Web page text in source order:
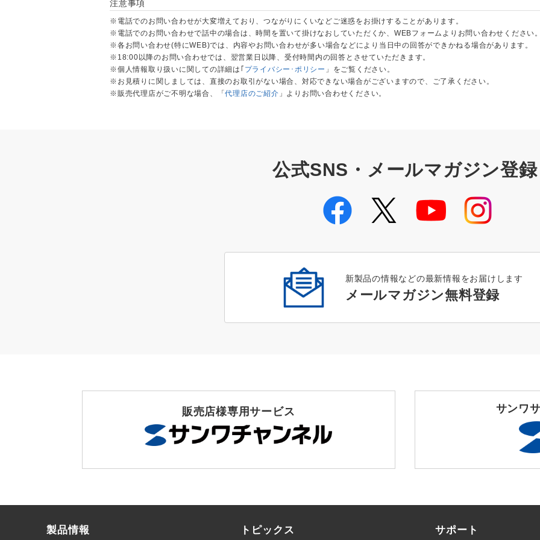
注意事項
※電話でのお問い合わせが大変増えており、つながりにくいなどご迷惑をお掛けすることがあります。
※電話でのお問い合わせで話中の場合は、時間を置いて掛けなおしていただくか、WEBフォームよりお問い合わせください
※各お問い合わせ(特にWEB)では、内容やお問い合わせが多い場合などにより当日中の回答ができかねる場合があります。
※18:00以降のお問い合わせでは、翌営業日以降、受付時間内の回答とさせていただきます。
※個人情報取り扱いに関しての詳細は｢ プライバシー･ポリシー 」をご覧ください。
※お見積りに関しましては、直接のお取引がない場合、対応できない場合がございますので、ご了承ください。
※販売代理店がご不明な場合、「代理店のご紹介 」よりお問い合わせください。
公式SNS・メールマガジン登録
新製品の情報などの最新情報をお届けします
メールマガジン無料登録
販売店様専用サービス サンワ
製品情報 トピックス サポート